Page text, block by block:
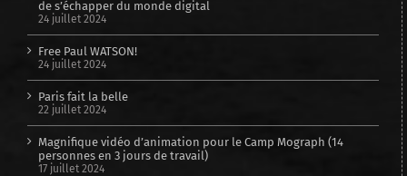
de s’échapper du monde digital
24 juillet 2024
Free Paul WATSON!
24 juillet 2024
Paris fait la belle
22 juillet 2024
Magnifique vidéo d’animation pour le Camp Mograph (14
personnes en 3 jours de travail)
17 juillet 2024